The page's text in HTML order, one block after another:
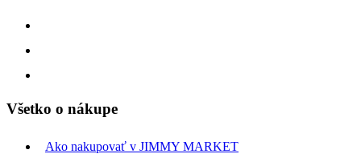
Všetko o nákupe
Ako nakupovať v JIMMY MARKET